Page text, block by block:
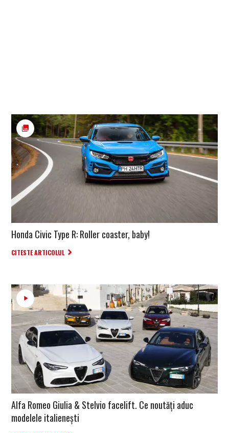
Honda Civic Type R: Roller coaster, baby!
CITESTE ARTICOLUL
Alfa Romeo Giulia & Stelvio facelift. Ce noutăți aduc
modelele italienești